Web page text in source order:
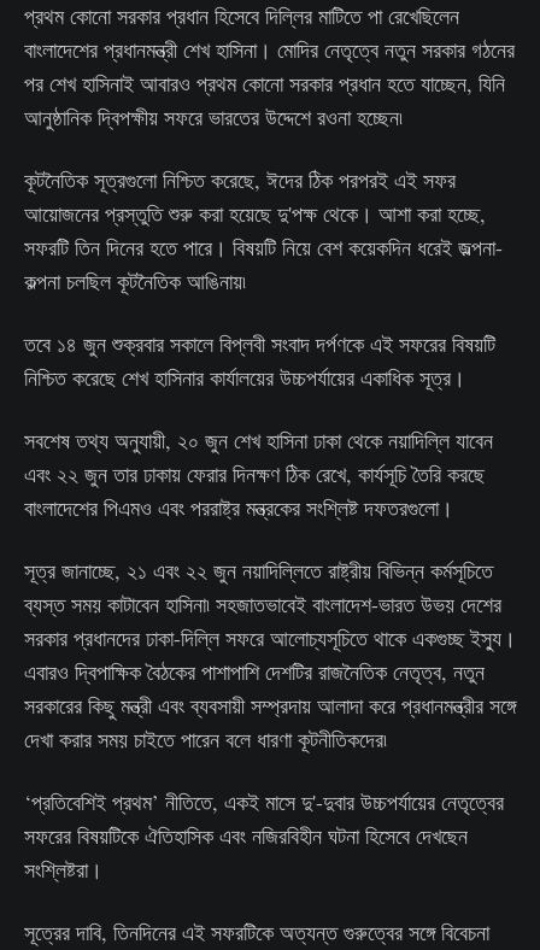
প্রথম কোনো সরকার প্রধান হিসেবে দিল্লির মাটিতে পা রেখেছিলেন
বাংলাদেশের প্রধানমন্ত্রী শেখ হাসিনা। মোদির নেতৃত্বে নতুন সরকার গঠনের
পর শেখ হাসিনাই আবারও প্রথম কোনো সরকার প্রধান হতে যাচ্ছেন, যিনি
আনুষ্ঠানিক দ্বিপক্ষীয় সফরে ভারতের উদ্দেশে রওনা হচ্ছেন৷
কূটনৈতিক সূত্রগুলো নিশ্চিত করেছে, ঈদের ঠিক পরপরই এই সফর
আয়োজনের প্রস্তুতি শুরু করা হয়েছে দু'পক্ষ থেকে। আশা করা হচ্ছে,
সফরটি তিন দিনের হতে পারে। বিষয়টি নিয়ে বেশ কয়েকদিন ধরেই জল্পনা-
কল্পনা চলছিল কূটনৈতিক আঙিনায়৷
তবে ১৪ জুন শুক্রবার সকালে বিপ্লবী সংবাদ দর্পণকে এই সফরের বিষয়টি
নিশ্চিত করেছে শেখ হাসিনার কার্যালয়ের উচ্চপর্যায়ের একাধিক সূত্র।
সবশেষ তথ্য অনুযায়ী, ২০ জুন শেখ হাসিনা ঢাকা থেকে নয়াদিল্লি যাবেন
এবং ২২ জুন তার ঢাকায় ফেরার দিনক্ষণ ঠিক রেখে, কার্যসূচি তৈরি করছে
বাংলাদেশের পিএমও এবং পররাষ্ট্র মন্ত্রকের সংশ্লিষ্ট দফতরগুলো।
সূত্র জানাচ্ছে, ২১ এবং ২২ জুন নয়াদিল্লিতে রাষ্ট্রীয় বিভিন্ন কর্মসূচিতে
ব্যস্ত সময় কাটাবেন হাসিনা৷ সহজাতভাবেই বাংলাদেশ-ভারত উভয় দেশের
সরকার প্রধানদের ঢাকা-দিল্লি সফরে আলোচ্যসূচিতে থাকে একগুচ্ছ ইস্যু।
এবারও দ্বিপাক্ষিক বৈঠকের পাশাপাশি দেশটির রাজনৈতিক নেতৃত্ব, নতুন
সরকারের কিছু মন্ত্রী এবং ব্যবসায়ী সম্প্রদায় আলাদা করে প্রধানমন্ত্রীর সঙ্গে
দেখা করার সময় চাইতে পারেন বলে ধারণা কূটনীতিকদের৷
‘প্রতিবেশিই প্রথম’ নীতিতে, একই মাসে দু'-দুবার উচ্চপর্যায়ের নেতৃত্বের
সফরের বিষয়টিকে ঐতিহাসিক এবং নজিরবিহীন ঘটনা হিসেবে দেখছেন
সংশ্লিষ্টরা।
সূত্রের দাবি, তিনদিনের এই সফরটিকে অত্যন্ত গুরুত্বের সঙ্গে বিবেচনা